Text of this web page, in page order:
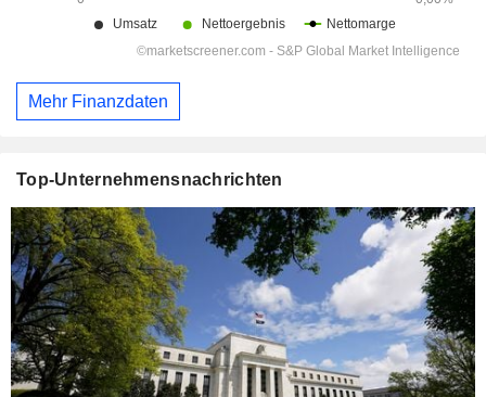
Mehr Finanzdaten
Top-Unternehmensnachrichten